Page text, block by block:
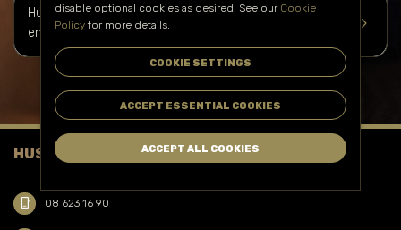
keyboard_arrow_right
Hur kan jag boka er storstädningstjänst iSicklaoch få
en kostnadsuppskattning?
HUSTOMTAR FACILITY SERVICE AB
phone_iphone 08 623 16 90
disable optional cookies as desired. See our Cookie
Policyfor more details.
COOKIE SETTINGS
ACCEPT ESSENTIAL COOKIES
ACCEPT ALL COOKIES